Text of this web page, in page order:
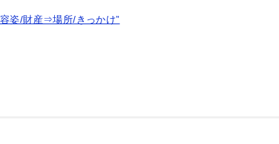
姿/財産⇒場所/きっかけ”